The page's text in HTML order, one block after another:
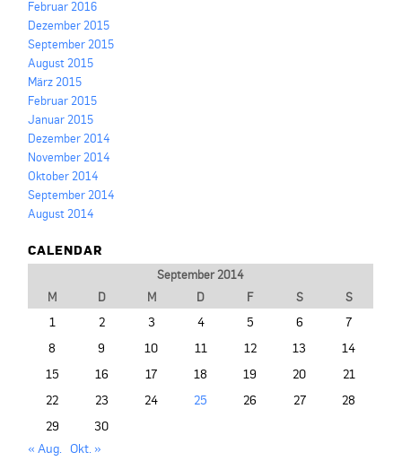
Februar 2016
Dezember 2015
September 2015
August 2015
März 2015
Februar 2015
Januar 2015
Dezember 2014
November 2014
Oktober 2014
September 2014
August 2014
CALENDAR
September 2014
M
D M D F S S
1 2 3 4 5 6
7
8
9 10 11 12 13
14
15
16 17 18 19 20
21
22
23 24 25 26 27
28
29
30
« Aug. Okt. »